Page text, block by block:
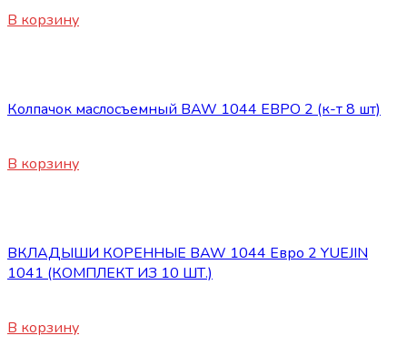
В корзину
Колпачок маслосъемный BAW 1044 ЕВРО 2 (к-т 8 шт)
В корзину
ВКЛАДЫШИ КОРЕННЫЕ BAW 1044 Евро 2 YUEJIN
1041 (КОМПЛЕКТ ИЗ 10 ШТ.)
В корзину